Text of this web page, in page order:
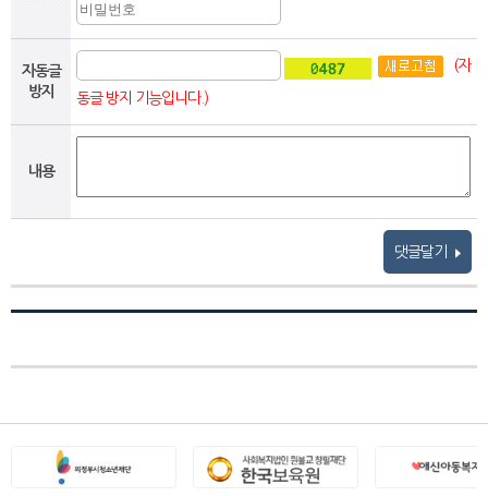
자동글
방지
(자
동글 방지 기능입니다.)
내용
댓글달기